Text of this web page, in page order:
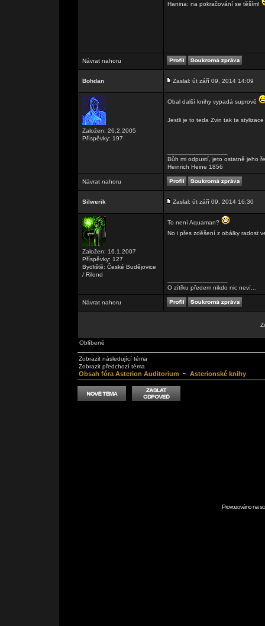
Hanina: na pokračování se těším!
Návrat nahoru
Bohdan Zaslal: út září 09, 2014 14:09
Založen: 26.2.2005
Příspěvky: 197
Obal další knihy vypadá suprově
Jestli je to teda Zvin tak ta
Bůh mi odpustí, jeto ostatně jeho
Heinrich Heine 1856
Návrat nahoru
Silwerik Zaslal: út září 09, 2014 16:30
Založen: 16.1.2007
Příspěvky: 127
Bydliště: České Budějovice
/ Rilond
To není Aquaman?
No i přes zděšení z obálky radost
O zítřku předem nikdo nic neví...
Návrat nahoru
Oblíbené
Zobrazit následující téma
Zobrazit předchozí téma
Obsah fóra Asterion Auditorium ~ Asterionské knihy
Provozováno na